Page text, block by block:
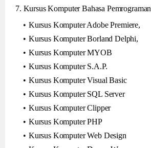
7. Kursus Komputer Bahasa Pemrograman
Kursus Komputer Adobe Premiere,
Kursus Komputer Borland Delphi,
Kursus Komputer MYOB
Kursus Komputer S.A.P.
Kursus Komputer Visual Basic
Kursus Komputer SQL Server
Kursus Komputer Clipper
Kursus Komputer PHP
Kursus Komputer Web Design